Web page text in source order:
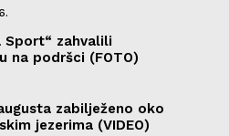
Sport“ zahvalili
na podršci (FOTO)
zabilježeno oko
jezerima (VIDEO)